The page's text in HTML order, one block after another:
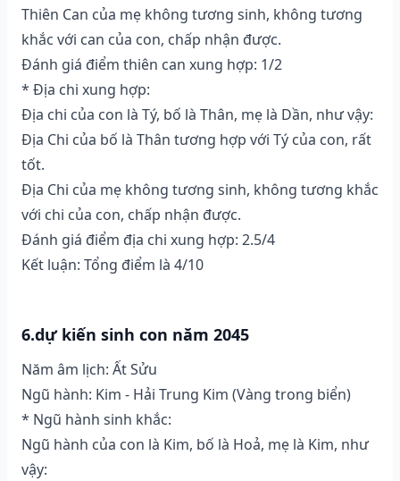
Thiên Can của mẹ không tương sinh, không tương
khắc với can của con, chấp nhận được.
Đánh giá điểm thiên can xung hợp: 1/2
* Địa chi xung hợp:
Địa chi của con là Tý, bố là Thân, mẹ là Dần, như vậy:
Địa Chi của bố là Thân tương hợp với Tý của con, rất
tốt.
Địa Chi của mẹ không tương sinh, không tương khắc
với chi của con, chấp nhận được.
Đánh giá điểm địa chi xung hợp: 2.5/4
Kết luận: Tổng điểm là 4/10
6.dự kiến sinh con năm 2045
Năm âm lịch: Ất Sửu
Ngũ hành: Kim - Hải Trung Kim (Vàng trong biển)
* Ngũ hành sinh khắc:
Ngũ hành của con là Kim, bố là Hoả, mẹ là Kim, như
vậy: